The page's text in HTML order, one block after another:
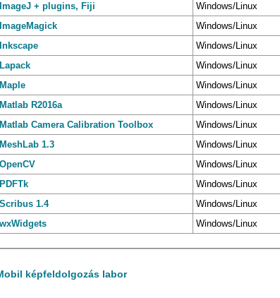
ImageJ + plugins, Fiji
Windows/Linux
ImageMagick
Windows/Linux
Inkscape
Windows/Linux
Lapack
Windows/Linux
Maple
Windows/Linux
Matlab R2016a
Windows/Linux
Matlab Camera Calibration Toolbox
Windows/Linux
MeshLab 1.3
Windows/Linux
OpenCV
Windows/Linux
PDFTk
Windows/Linux
Scribus 1.4
Windows/Linux
wxWidgets
Windows/Linux
képfeldolgozás labor